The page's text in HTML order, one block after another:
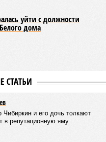
уйти с должности
дома
СТАТЬИ
и его дочь толкают
в репутационную яму